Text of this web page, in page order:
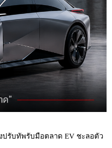
ปรับทัพรับมือตลาด EV ชะลอตัว